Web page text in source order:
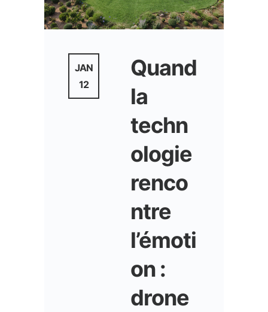
JAN
12
Quand
la
techn
ologie
renco
ntre
l’émoti
on :
drone